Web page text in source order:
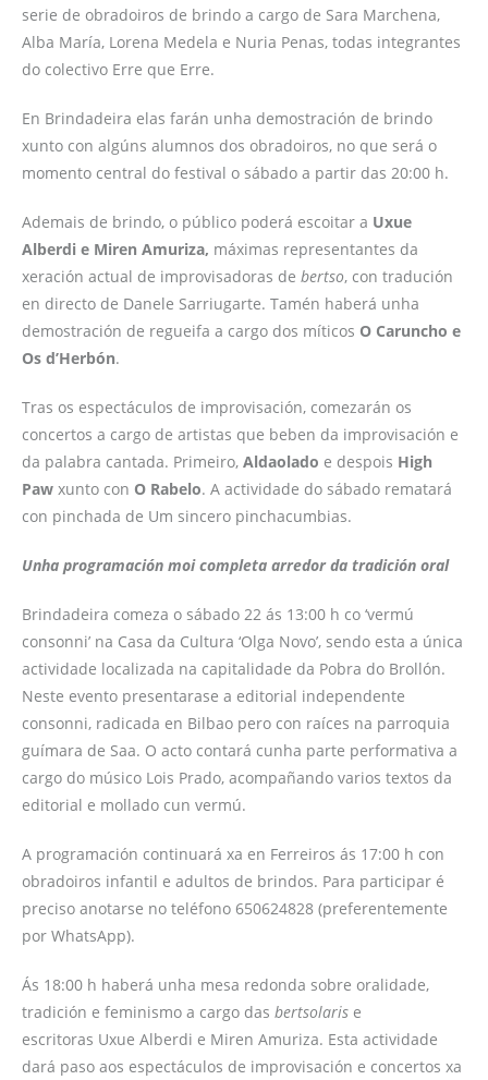
serie de obradoiros de brindo a cargo de Sara Marchena,
Alba María, Lorena Medela e Nuria Penas, todas integrantes
do colectivo Erre que Erre.
En Brindadeira elas farán unha demostración de brindo
xunto con algúns alumnos dos obradoiros, no que será o
momento central do festival o sábado a partir das 20:00 h.
Ademais de brindo, o público poderá escoitar a Uxue
Alberdi e Miren Amuriza, máximas representantes da
xeración actual de improvisadoras de bertso, con tradución
en directo de Danele Sarriugarte. Tamén haberá unha
demostración de regueifa a cargo dos míticos O Caruncho e
Os d’Herbón.
Tras os espectáculos de improvisación, comezarán os
concertos a cargo de artistas que beben da improvisación e
da palabra cantada. Primeiro, Aldaolado e despois High
Paw xunto con O Rabelo. A actividade do sábado rematará
con pinchada de Um sincero pinchacumbias.
Unha programación moi completa arredor da tradición oral
Brindadeira comeza o sábado 22 ás 13:00 h co ‘vermú
consonni’ na Casa da Cultura ‘Olga Novo’, sendo esta a única
actividade localizada na capitalidade da Pobra do Brollón.
Neste evento presentarase a editorial independente
consonni, radicada en Bilbao pero con raíces na parroquia
guímara de Saa. O acto contará cunha parte performativa a
cargo do músico Lois Prado, acompañando varios textos da
editorial e mollado cun vermú.
A programación continuará xa en Ferreiros ás 17:00 h con
obradoiros infantil e adultos de brindos. Para participar é
preciso anotarse no teléfono 650624828 (preferentemente
por WhatsApp).
Ás 18:00 h haberá unha mesa redonda sobre oralidade,
tradición e feminismo a cargo das bertsolaris e
escritoras Uxue Alberdi e Miren Amuriza. Esta actividade
dará paso aos espectáculos de improvisación e concertos xa